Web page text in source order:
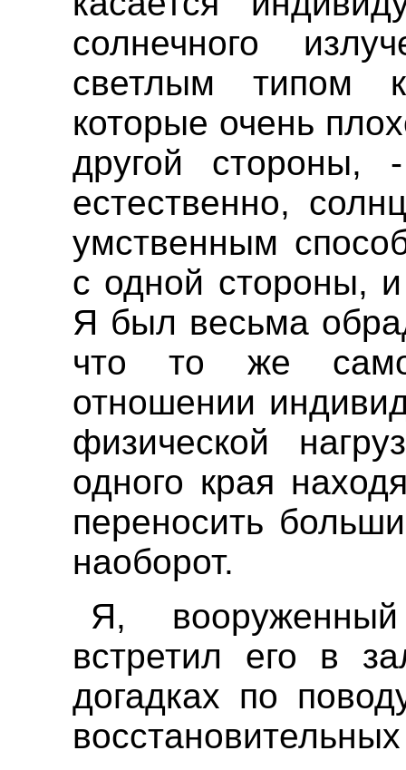
солнечного
светлым типом
которые очень
другой стороны,
естественно,
умственным
с одной стороны, и
Я был весьма
что то же
отношении
физической
одного края
переносить
наоборот.
Я,
встретил его в
догадках по